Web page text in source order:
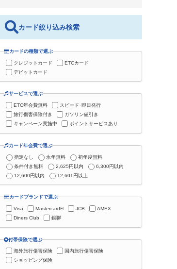
カード絞り込み検索
カードの種類で選ぶ
クレジットカード
ETCカード
デビットカード
サービスで選ぶ
ETC年会費無料
スピード･即日発行
旅行傷害保険付き
ガソリン値引き
キャンペーン実施中
ポイントサービスあり
カード年会費で選ぶ
指定なし 永年無料
初年度無料
条件付き無料
2,625円以内
6,300円以内
12,600円以内
12,601円以上
カードブランドで選ぶ
Visa Mastercard® JCB
AMEX
Diners Club
銀聯
付帯保険で選ぶ
海外旅行傷害保険
国内旅行傷害保険
ショッピング保険